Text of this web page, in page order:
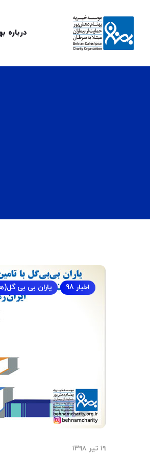
درباره
اخبار 98 یاران بی بی
۱۹ تیر ۱۳۹۸